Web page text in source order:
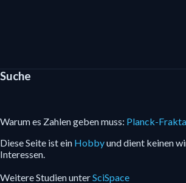
Suche
Warum es Zahlen geben muss: Planck-
Diese Seite ist ein Hobbyund dient keinen
Interessen.
Weitere Studien unterSciSpace